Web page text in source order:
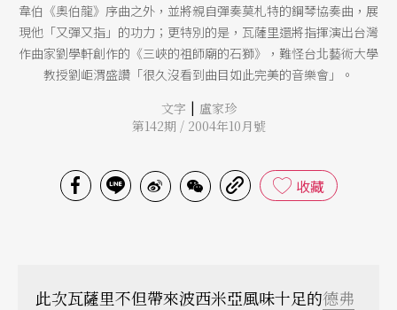
韋伯《奧伯龍》序曲之外，並將親自彈奏莫札特的鋼琴協奏曲，展
現他「又彈又指」的功力；更特別的是，瓦薩里還將指揮演出台灣
作曲家劉學軒創作的《三峽的祖師廟的石獅》，難怪台北藝術大學
教授劉岠渭盛讚「很久沒看到曲目如此完美的音樂會」。
文字 | 盧家珍
第142期 / 2004年10月號
收藏
此次瓦薩里不但帶來波西米亞風味十足的德弗